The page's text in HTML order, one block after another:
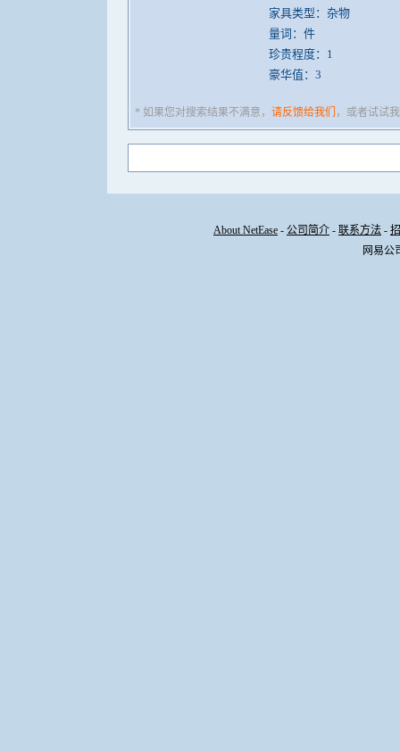
家具类型：杂物
量词：件
珍贵程度：1
豪华值：3
* 如果您对搜索结果不满意， 请反馈给我们 ，或者试试
About NetEase - 公司简介 - 联系方法 -
网易公